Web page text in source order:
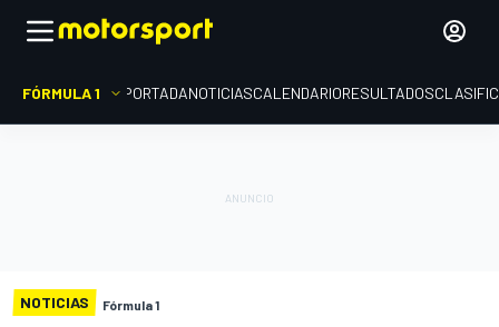
FÓRMULA 1 PORTADANOTICIASCALENDARIORESULTADOS
NOTICIAS Fórmula 1